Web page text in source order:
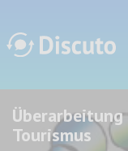
Discuto
Discuto
Tourismus